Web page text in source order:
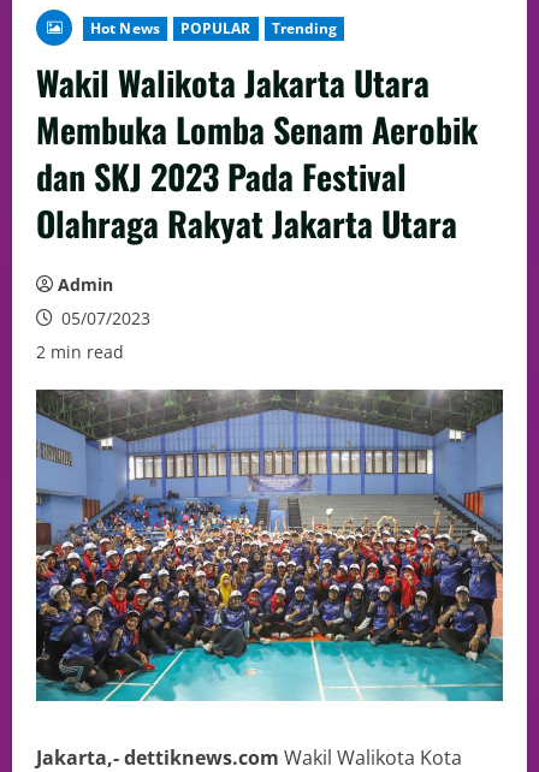
Hot News POPULAR Trending
Wakil Walikota Jakarta Utara
Membuka Lomba Senam Aerobik
dan SKJ 2023 Pada Festival
Olahraga Rakyat Jakarta Utara
Admin
05/07/2023
2 min read
Jakarta,- dettiknews.com Wakil Walikota Kota